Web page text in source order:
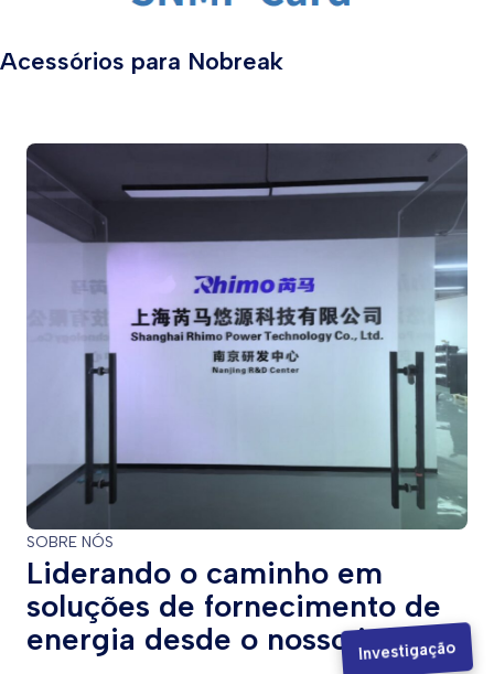
Acessórios para Nobreak
SOBRE NÓS
Liderando o caminho em
soluções de fornecimento de
energia desde o nosso início
Investigação